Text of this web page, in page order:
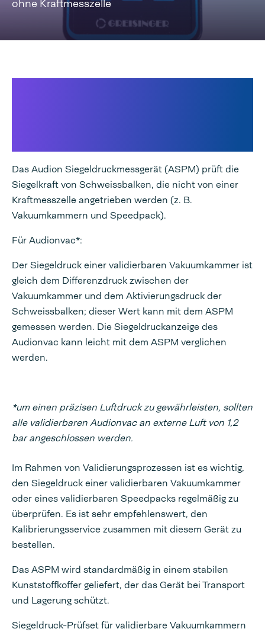
ohne Kraftmesszelle
Das Audion Siegeldruckmessgerät (ASPM) prüft die
Siegelkraft von Schweissbalken, die nicht von einer
Kraftmesszelle angetrieben werden (z. B.
Vakuumkammern und Speedpack).
Für Audionvac*:
Der Siegeldruck einer validierbaren Vakuumkammer ist
gleich dem Differenzdruck zwischen der
Vakuumkammer und dem Aktivierungsdruck der
Schweissbalken; dieser Wert kann mit dem ASPM
gemessen werden. Die Siegeldruckanzeige des
Audionvac kann leicht mit dem ASPM verglichen
werden.
*um einen präzisen Luftdruck zu gewährleisten, sollten
alle validierbaren Audionvac an externe Luft von 1,2
bar angeschlossen werden.
Im Rahmen von Validierungsprozessen ist es wichtig,
den Siegeldruck einer validierbaren Vakuumkammer
oder eines validierbaren Speedpacks regelmäßig zu
überprüfen. Es ist sehr empfehlenswert, den
Kalibrierungsservice zusammen mit diesem Gerät zu
bestellen.
Das ASPM wird standardmäßig in einem stabilen
Kunststoffkoffer geliefert, der das Gerät bei Transport
und Lagerung schützt.
Siegeldruck-Prüfset für validierbare Vakuumkammern